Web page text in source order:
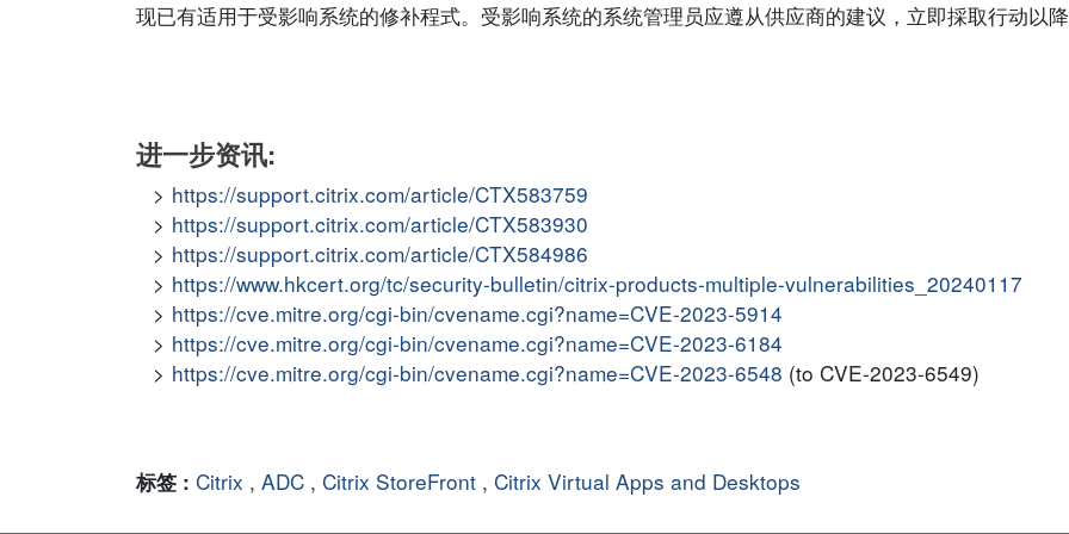
现已有适用于受影响系统的修补程式。受影响系统的系统管理员应遵从供应商的建议，立即採取行动以
进一步资讯:
https://support.citrix.com/article/CTX583759
https://support.citrix.com/article/CTX583930
https://support.citrix.com/article/CTX584986
https://www.hkcert.org/tc/security-bulletin/citrix-products-multiple-vulnerabilities_20240117
https://cve.mitre.org/cgi-bin/cvename.cgi?name=CVE-2023-5914
https://cve.mitre.org/cgi-bin/cvename.cgi?name=CVE-2023-6184
https://cve.mitre.org/cgi-bin/cvename.cgi?name=CVE-2023-6548 (to CVE-2023-6549)
标签 : Citrix , ADC , Citrix StoreFront , Citrix Virtual Apps and Desktops